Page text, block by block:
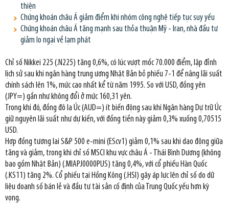
thiện
Chứng khoán châu Á giảm điểm khi nhóm công nghệ tiếp tục suy yếu
Chứng khoán châu Á tăng mạnh sau thỏa thuận Mỹ - Iran, nhà đầu tư
giảm lo ngại về lạm phát
Chỉ số Nikkei 225 (.N225) tăng 0,6%, có lúc vượt mốc 70.000 điểm, lập đỉnh
lịch sử sau khi ngân hàng trung ương Nhật Bản bỏ phiếu 7-1 để nâng lãi suất
chính sách lên 1%, mức cao nhất kể từ năm 1995. So với USD, đồng yên
(JPY=) gần như không đổi ở mức 160,31 yên.
Trong khi đó, đồng đô la Úc (AUD=) ít biến động sau khi Ngân hàng Dự trữ Úc
giữ nguyên lãi suất như dự kiến, với đồng tiền này giảm 0,3% xuống 0,70515
USD.
Hợp đồng tương lai S&P 500 e-mini (EScv1) giảm 0,1% sau khi dao động giữa
tăng và giảm, trong khi chỉ số MSCI khu vực châu Á - Thái Bình Dương (không
bao gồm Nhật Bản) (.MIAPJ0000PUS) tăng 0,4%, với cổ phiếu Hàn Quốc
(.KS11) tăng 2%. Cổ phiếu tại Hồng Kông (.HSI) gây áp lực lên chỉ số do dữ
liệu doanh số bán lẻ và đầu tư tài sản cố định của Trung Quốc yếu hơn kỳ
vọng.